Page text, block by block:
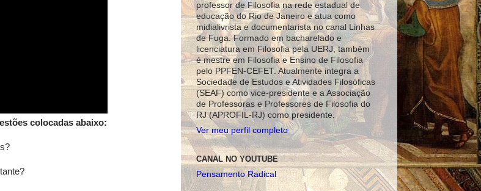
colocadas abaixo:
professor de Filosofia na rede estadual de
educação do Rio de Janeiro e atua como
midialivrista e documentarista no canal Linhas
de Fuga. Formado em bacharelado e
licenciatura em Filosofia pela UERJ, também
é mestre em Filosofia e Ensino de Filosofia
pelo PPFEN-CEFET. Atualmente integra a
Sociedade de Estudos e Atividades Filosóficas
(SEAF) como vice-presidente e a Associação
de Professoras e Professores de Filosofia do
RJ (APROFIL-RJ) como presidente.
Ver meu perfil completo
CANAL NO YOUTUBE
Pensamento Radical